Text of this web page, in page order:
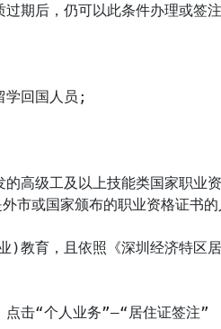
期后，仍可以此条件办理或签
学回国人员;
高级工及以上技能类国家职业
市或国家颁布的职业资格证书
击“个人业务”—“居住证签注”